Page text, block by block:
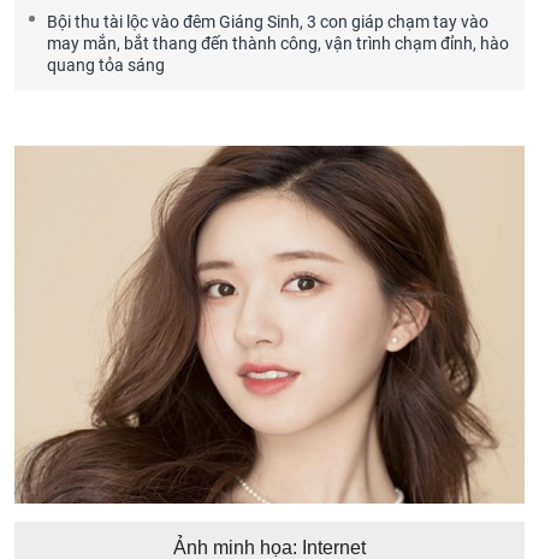
Bội thu tài lộc vào đêm Giáng Sinh, 3 con giáp chạm tay vào
may mắn, bắt thang đến thành công, vận trình chạm đỉnh, hào
quang tỏa sáng
Ảnh minh họa: Internet